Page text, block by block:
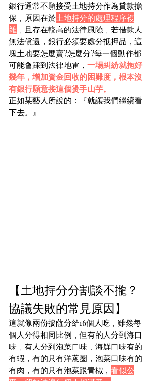
銀行通常不願接受土地持分作為貸款擔
保，原因在於土地持分的處理程序複
雜 ，且存在較高的法律風險，若借款人
無法償還，銀行必須要處分抵押品，這
塊土地要怎麼賣?怎麼分?每一個動作都
可能會踩到法律地雷， 一場糾紛就拖好
幾年，增加資金回收的困難度，根本沒
有銀行願意接這個燙手山芋。
正如某藝人所說的：『就讓我們繼續看
下去。』
【土地持分分割談不攏？
協議失敗的常見原因】
這就像兩份披薩分給16個人吃，雖然每
個人分得相同比例，但有的人分到海口
味，有人分到泡菜口味，海鮮口味有的
有蝦，有的只有洋蔥圈，泡菜口味有的
有肉，有的只有泡菜跟青椒， 看似公